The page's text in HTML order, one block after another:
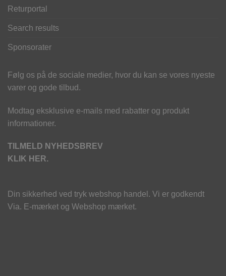
Returportal
Search results
Sponsorater
Følg os på de sociale medier, hvor du kan se vores nyeste
varer og gode tilbud.
Modtag eksklusive e-mails med rabatter og produkt
informationer.
TILMELD NYHEDSBREV
KLIK HER.
Din sikkerhed ved tryk webshop handel. Vi er godkendt
Via. E-mærket og Webshop mærket.